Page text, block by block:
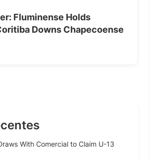
Fluminense Holds
Downs Chapecoense
With Comercial to Claim U-13